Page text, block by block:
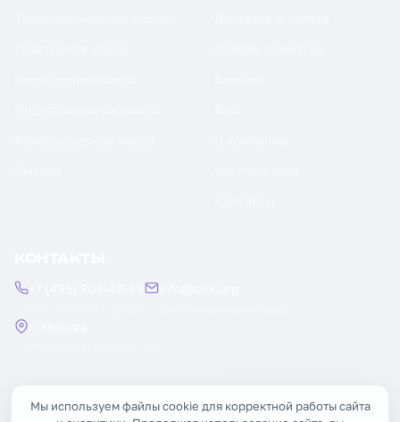
Мы используем файлы cookie для корректной работы сайта